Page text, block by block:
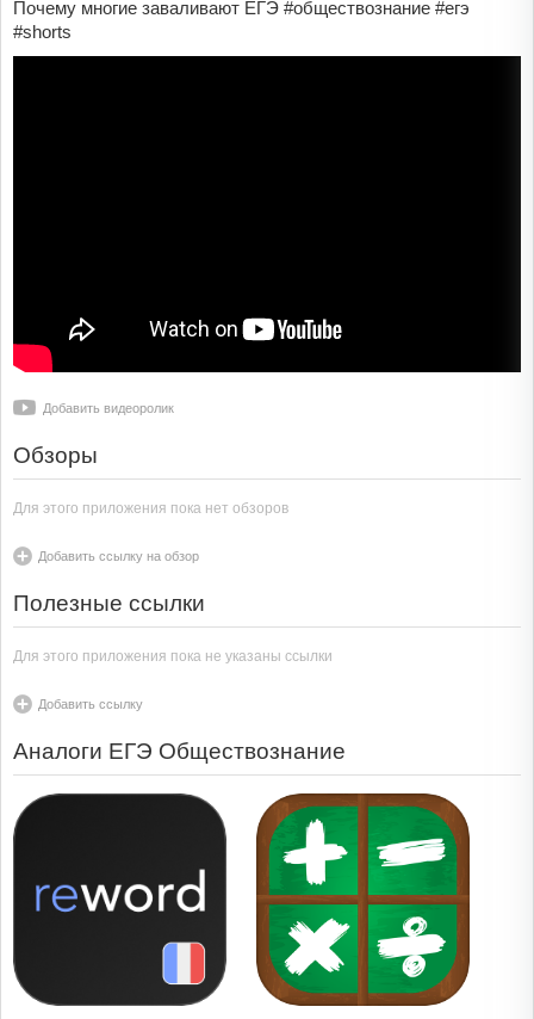
Почему многие заваливают ЕГЭ #обществознание #егэ
#shorts
Добавить видеоролик
Обзоры
Для этого приложения пока нет обзоров
Добавить ссылку на обзор
Полезные ссылки
Для этого приложения пока не указаны ссылки
Добавить ссылку
Аналоги ЕГЭ Обществознание